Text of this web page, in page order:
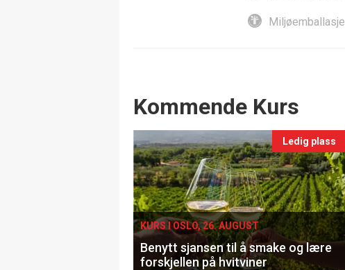
Miljøemballasje
Events
Kommende Kurs
Ledig plass
KURS I OSLO, 26. AUGUST
Benytt sjansen til å smake og lære
forskjellen på hvitviner